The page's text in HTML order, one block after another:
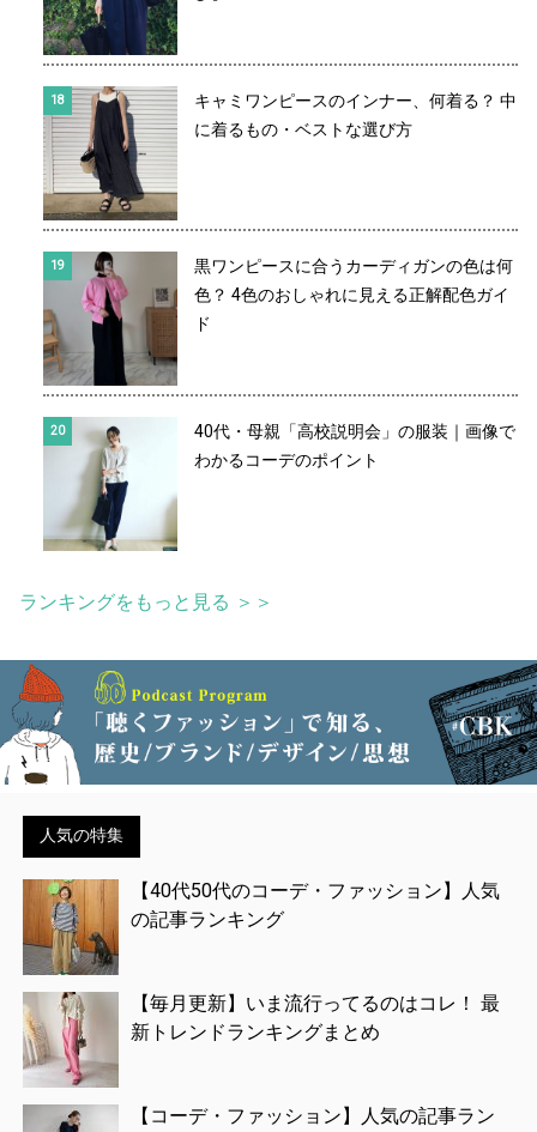
キャミワンピースのインナー、何着る？ 中
に着るもの・ベストな選び方
黒ワンピースに合うカーディガンの色は何
色？ 4色のおしゃれに見える正解配色ガイ
ド
40代・母親「高校説明会」の服装｜画像で
わかるコーデのポイント
ランキングをもっと見る ＞＞
人気の特集
【40代50代のコーデ・ファッション】人気
の記事ランキング
【毎月更新】いま流行ってるのはコレ！ 最
新トレンドランキングまとめ
【コーデ・ファッション】人気の記事ラン